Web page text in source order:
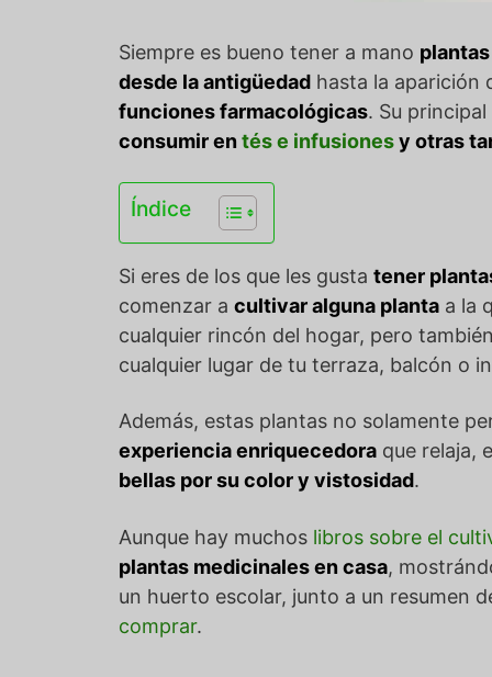
Siempre es bueno tener a mano
desde la antigüedad hasta la aparición
funciones farmacológicas. Su
consumir entés e infusionesy otras
Índice
Si eres de los que les gusta tener
comenzar a cultivar alguna planta a la
cualquier rincón del hogar, pero
cualquier lugar de tu terraza, balcón o
Además, estas plantas no solamente
experiencia enriquecedora que relaja,
bellas por su color y vistosidad.
Aunque hay muchos libros sobre el
plantas medicinales en casa,
un huerto escolar, junto a un resumen
comprar.